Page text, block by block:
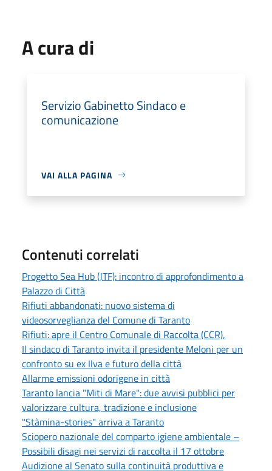
A cura di
Servizio Gabinetto Sindaco e
comunicazione
VAI ALLA PAGINA
Contenuti correlati
Progetto Sea Hub (JTF): incontro di approfondimento a
Palazzo di Città
Rifiuti abbandonati: nuovo sistema di
videosorveglianza del Comune di Taranto
Rifiuti: apre il Centro Comunale di Raccolta (CCR),
Il sindaco di Taranto invita il presidente Meloni per un
confronto su ex Ilva e futuro della città
Allarme emissioni odorigene in città
Taranto lancia "Miti di Mare": due avvisi pubblici per
valorizzare cultura, tradizione e inclusione
"Stàmina-stories" arriva a Taranto
Sciopero nazionale del comparto igiene ambientale –
Possibili disagi nei servizi di raccolta il 17 ottobre
Audizione al Senato sulla continuità produttiva e